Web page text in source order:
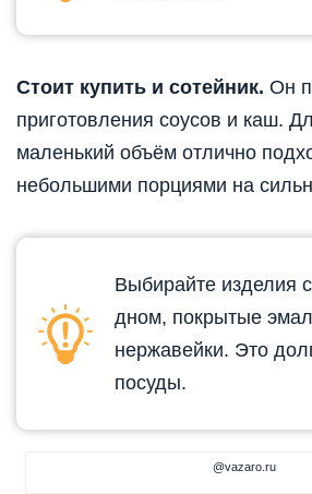
Стоит купить и сотейник. Он
приготовления соусов и каш.
маленький объём отлично
небольшими порциями на
Выбирайте изделия
дном, покрытые
нержавейки. Это
посуды.
@vazaro.ru